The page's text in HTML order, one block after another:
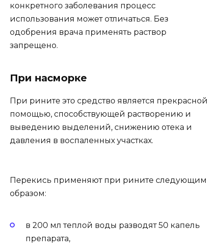
конкретного заболевания процесс
использования может отличаться. Без
одобрения врача применять раствор
запрещено.
При насморке
При рините это средство является прекрасной
помощью, способствующей растворению и
выведению выделений, снижению отека и
давления в воспаленных участках.
Перекись применяют при рините следующим
образом:
в 200 мл теплой воды разводят 50 капель
препарата,